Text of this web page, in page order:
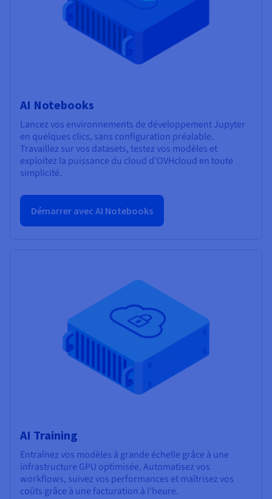
AI Notebooks
Lancez vos environnements de développement Jupyter
en quelques clics, sans configuration préalable.
Travaillez sur vos datasets, testez vos modèles et
exploitez la puissance du cloud d’OVHcloud en toute
simplicité.
Démarrer avec AI Notebooks
AI Training
Entraînez vos modèles à grande échelle grâce à une
infrastructure GPU optimisée. Automatisez vos
workflows, suivez vos performances et maîtrisez vos
coûts grâce à une facturation à l’heure.